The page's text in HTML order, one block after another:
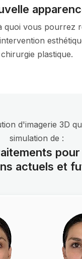
quoi vous pourrez
chirurgie plastique.
d'imagerie 3D
simulation de :
actuels et